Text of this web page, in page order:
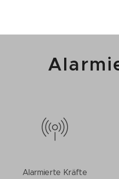
Alarmierte Kräfte